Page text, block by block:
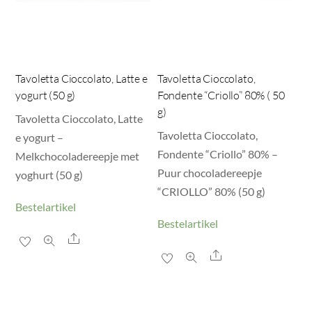
Tavoletta Cioccolato, Latte e
yogurt (50 g)
Tavoletta Cioccolato, Latte
e yogurt –
Melkchocoladereepje met
yoghurt (50 g)
Bestelartikel
Share
Tavoletta Cioccolato,
Fondente “Criollo” 80% ( 50
g)
Tavoletta Cioccolato,
Fondente “Criollo” 80% –
Puur chocoladereepje
“CRIOLLO” 80% (50 g)
Bestelartikel
Share